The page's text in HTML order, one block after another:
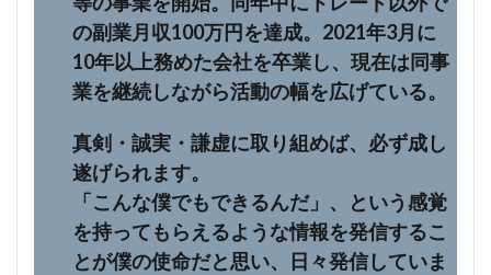
の副業月収100万円を達成。2021年3月に
10年以上務めた会社を卒業し、現在は同事
業を継続しながら活動の幅を広げている。
真剣・誠実・謙虚に取り組めば、必ず成し
遂げられます。
「こんな僕でもできるんだ」、という感覚
を持ってもらえるような情報を発信するこ
とが僕の使命だと思い、日々発信していま